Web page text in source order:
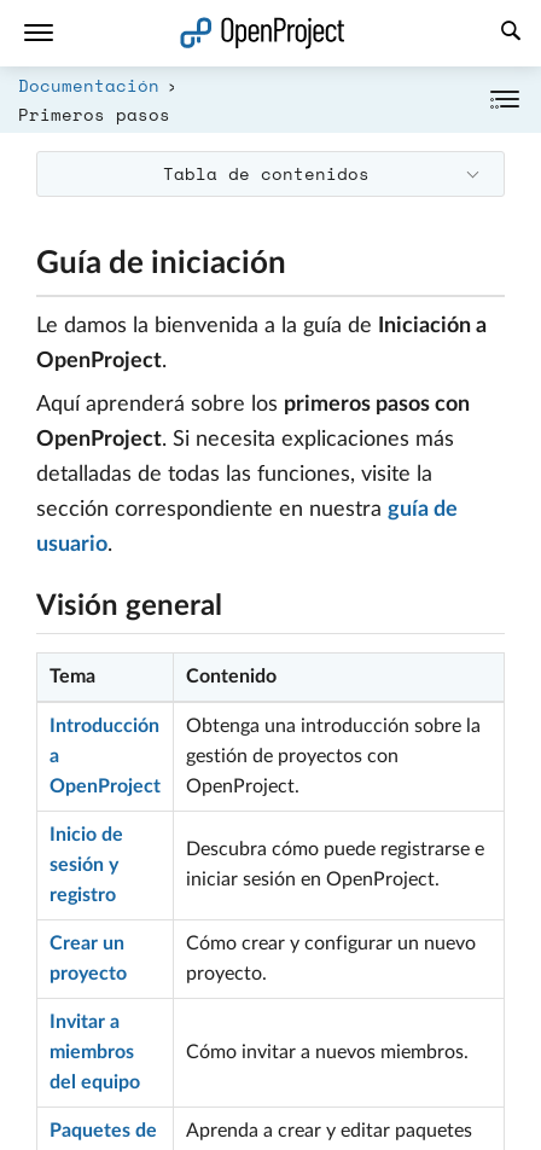
Documentación
Primeros pasos
Tabla de contenidos
Guía de iniciación
Le damos la bienvenida a la guía de
Iniciación a
OpenProject.
Aquí aprenderá sobre los primeros pasos con
OpenProject. Si necesita explicaciones más
detalladas de todas las funciones, visite la
sección correspondiente en nuestra guía de
usuario.
Visión general
Tema Contenido
Introducción
a
OpenProject
Obtenga una introducción sobre la
gestión de proyectos con
OpenProject.
Inicio de
sesión y
registro
Descubra cómo puede registrarse e
iniciar sesión en OpenProject.
Crear un
proyecto
Cómo crear y configurar un nuevo
proyecto.
Invitar a
miembros
del equipo
Cómo invitar a nuevos miembros.
Paquetes de
Aprenda a crear y editar paquetes
Abrir vínculo en un nuevo panel